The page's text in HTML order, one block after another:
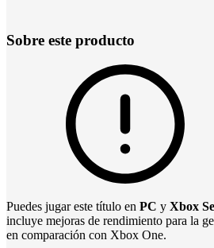
Sobre este producto
Puedes jugar este título en PC y Xbox
incluye mejoras de rendimiento para la
en comparación con Xbox One.